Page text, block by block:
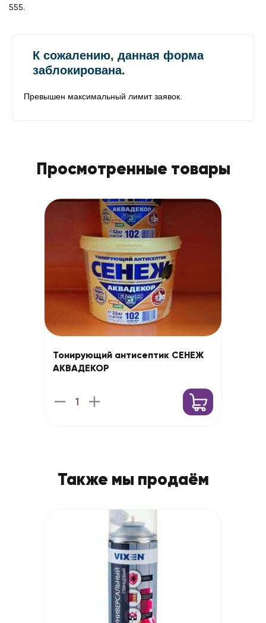
555.
Просмотренные товары
Тонирующий антисептик СЕНЕЖ
АКВАДЕКОР
Также мы продаём